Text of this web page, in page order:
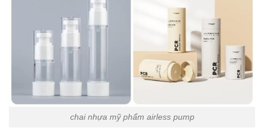
chai nhựa mỹ phẩm airless pump